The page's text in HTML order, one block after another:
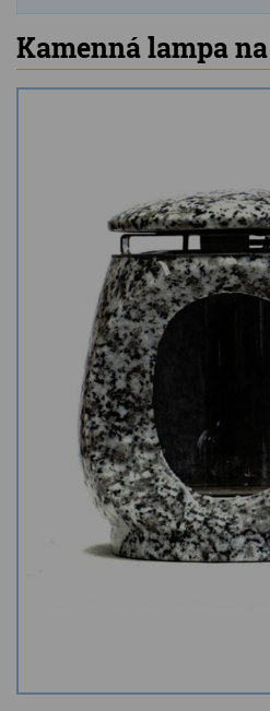
Grilovací, pečící kameny
Lávové grilovací
Doplňky do kuchyně
Hřbitovní doplňky
Zvířecí náhrobky a
Kamenné stoly,
Barevné kamenné drti
Štípané kamenné obklady
Dárkové předměty z
Gabiony, gabionový
Údržba a čištění kamene
Kamenná lampa